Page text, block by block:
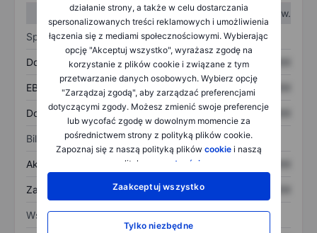
działanie strony, a także w celu dostarczania
spersonalizowanych treści reklamowych i umożliwienia
łączenia się z mediami społecznościowymi. Wybierając
opcję "Akceptuj wszystko", wyrażasz zgodę na
korzystanie z plików cookie i związane z tym
przetwarzanie danych osobowych. Wybierz opcję
"Zarządzaj zgodą", aby zarządzać preferencjami
dotyczącymi zgody. Możesz zmienić swoje preferencje
lub wycofać zgodę w dowolnym momencie za
pośrednictwem strony z polityką plików cookie.
Zapoznaj się z naszą polityką plików cookiei naszą
polityką
prywatności
Zaakceptuj wszystko
Tylko niezbędne
W I kw.
W II kw.
Sprawozdanie z zysków
Dochód XXXXXXX XXXXXXX
EBITDA XXXXXXX XXXXXXX
Dochód netto XXXXXXX XXXXXXX
Bilans
Aktywa ogółem XXXXXXX
Zadłużenie ogółem XXXXXXX
Wskaźniki